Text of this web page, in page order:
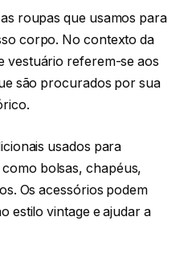
roupas que usamos para
corpo. No contexto da
vestuário referem-se aos
são procurados por sua
usados para
bolsas, chapéus,
Os acessórios podem
estilo vintage e ajudar a